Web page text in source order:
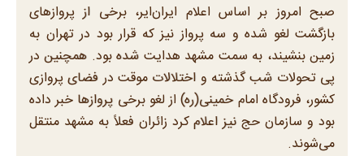
صبح امروز بر اساس اعلام ایران‌ایر، برخی از پروازهای
بازگشت لغو شده و سه پرواز نیز که قرار بود در تهران به
زمین بنشیند، به سمت مشهد هدایت شده بود. همچنین در
پی تحولات شب گذشته و اختلالات موقت در فضای پروازی
کشور، فرودگاه امام خمینی(ره) از لغو برخی پروازها خبر داده
بود و سازمان حج نیز اعلام کرد زائران فعلاً به مشهد منتقل
می‌شوند.